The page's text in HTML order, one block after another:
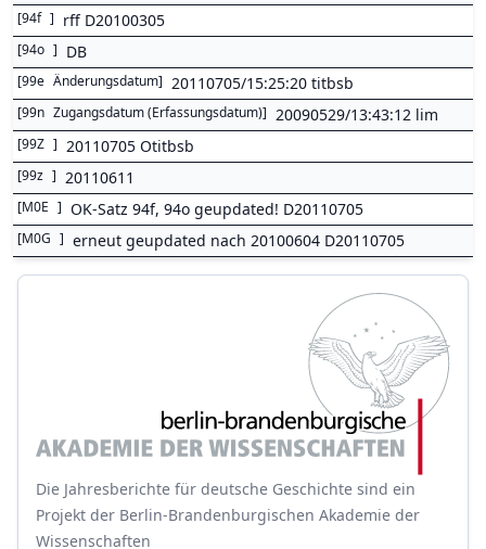
[94f ] rff D20100305
[94o ] DB
[99e Änderungsdatum] 20110705/15:25:20 titbsb
[99n Zugangsdatum (Erfassungsdatum)] 20090529/13:43:12 lim
[99Z ] 20110705 Otitbsb
[99z ] 20110611
[M0E ] OK-Satz 94f, 94o geupdated! D20110705
[M0G ] erneut geupdated nach 20100604 D20110705
Die Jahresberichte für deutsche Geschichte sind ein
Projekt der Berlin-Brandenburgischen Akademie der
Wissenschaften